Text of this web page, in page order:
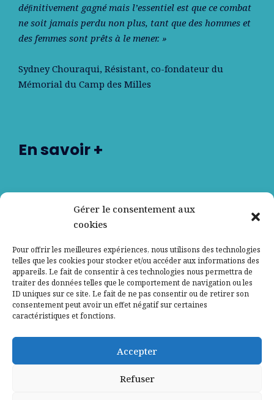
Gérer le consentement aux
cookies
Pour offrir les meilleures expériences, nous utilisons des technologies
telles que les cookies pour stocker et/ou accéder aux informations des
appareils. Le fait de consentir à ces technologies nous permettra de
traiter des données telles que le comportement de navigation ou les
ID uniques sur ce site. Le fait de ne pas consentir ou de retirer son
consentement peut avoir un effet négatif sur certaines
caractéristiques et fonctions.
Accepter
Refuser
déﬁnitivement gagné mais l’essentiel est que ce combat
ne soit jamais perdu non plus, tant que des hommes et
des femmes sont prêts à le mener. »
Sydney Chouraqui, Résistant, co-fondateur du
Mémorial du Camp des Milles
En savoir +
Contactez-nous
Mentions légales